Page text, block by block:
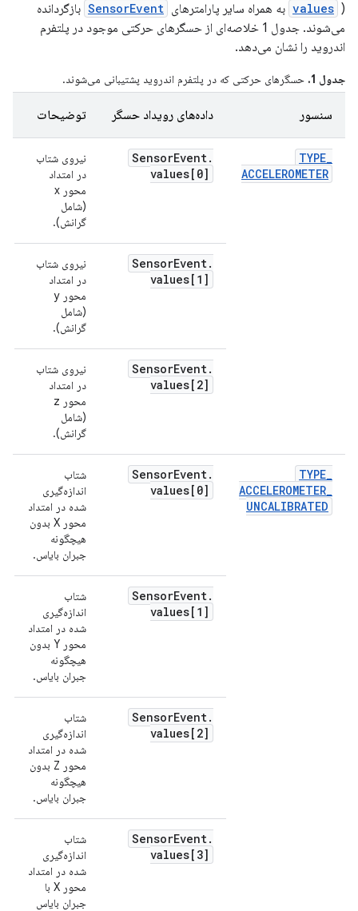
values ) به همراه سایر پارامترهای SensorEvent بازگردانده
می‌شوند. جدول 1 خلاصه‌ای از حسگرهای حرکتی موجود در پلتفرم
اندروید را نشان می‌دهد.
جدول 1. حسگرهای حرکتی که در پلتفرم اندروید پشتیبانی می‌شوند.
سنسور داده‌های رویداد حسگر توضیحات
TYPE_
ACCELEROMETER
SensorEvent.
values[0]
نیروی شتاب
در امتداد
محور x
(شامل
گرانش).
SensorEvent.
values[1]
نیروی شتاب
در امتداد
محور y
(شامل
گرانش).
SensorEvent.
values[2]
نیروی شتاب
در امتداد
محور z
(شامل
گرانش).
TYPE_
ACCELEROMETER_
UNCALIBRATED
SensorEvent.
values[0]
شتاب
اندازه‌گیری
شده در امتداد
محور X بدون
هیچگونه
جبران بایاس.
SensorEvent.
values[1]
شتاب
اندازه‌گیری
شده در امتداد
محور Y بدون
هیچگونه
جبران بایاس.
SensorEvent.
values[2]
شتاب
اندازه‌گیری
شده در امتداد
محور Z بدون
هیچگونه
جبران بایاس.
SensorEvent.
values[3]
شتاب
اندازه‌گیری
شده در امتداد
محور X با
جبران بایاس